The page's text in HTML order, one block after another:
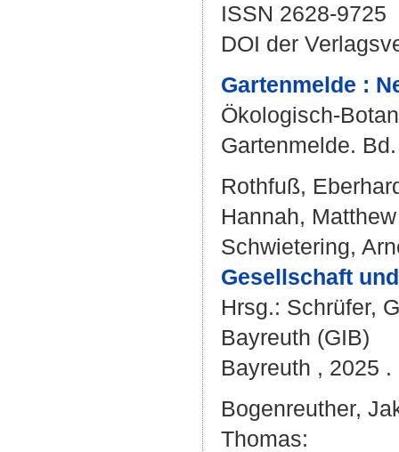
ISSN 2628-9725
DOI der
Gartenmelde :
Ökologisch-
Gartenmelde.
Rothfuß,
Hannah,
Schwietering,
Gesellschaft
Hrsg.: Schrüfer,
Bayreuth (GIB)
Bayreuth , 2025
Bogenreuther,
Thomas: